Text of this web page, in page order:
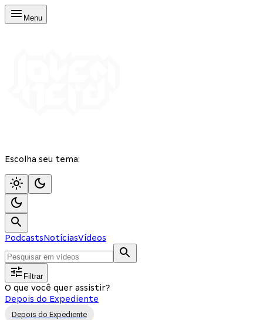
Menu
Escolha seu tema:
PodcastsNotíciasVídeos
Filtrar
O que você quer assistir?
Depois do Expediente
Depois do Expediente